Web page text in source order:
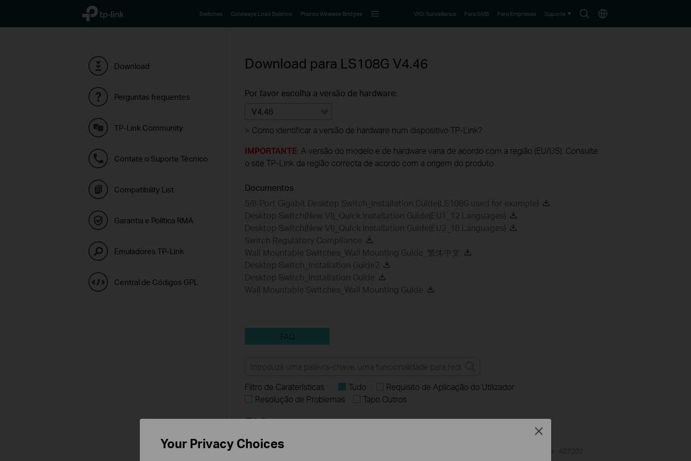
TP-Link, Reliably Smart
SearchChoose
Switches Gateways Load Balance Pharos Wireless Bridges VIGI Surveillance Para SMB Para Empresas Suporte
Download
Perguntas frequentes
TP-Link Community
Contate o Suporte Técnico
Compatibility List
Garantia e Política RMA
Emuladores TP-Link
Central de Códigos GPL
Download para LS108G V4.46
Por favor escolha a versão de hardware:
V4.46
> Como identificar a versão de hardware num dispositivo TP-Link?
IMPORTANTE: A versão do modelo e de hardware varia de acordo com a região (EU/US). Consulte
o site TP-Link da região correcta de acordo com a origem do produto.
Documentos
5/8-Port Gigabit Desktop Switch_Installation Guide(LS108G used for example)
Desktop Switch(New VI)_Quick Installation Guide(EU1_12 Languages)
Desktop Switch(New VI)_Quick Installation Guide(EU2_18 Languages)
Switch Regulatory Compliance
Wall Mountable Switches_Wall Mounting Guide_繁体中文
Desktop Switch_Installation Guide2
Desktop Switch_Installation Guide
Wall Mountable Switches_Wall Mounting Guide
FAQ
Filtro de Caraterísticas : Tudo
Requisito de Aplicação do Utilizador
Resolução de Problemas
Tapo Outros
FAQs
What Are the Differences in Features and Application
407202
Your Privacy Choices
Close